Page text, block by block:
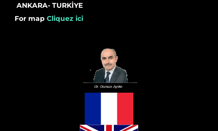
ANKARA- TURKİYE
For map Cliquez ici